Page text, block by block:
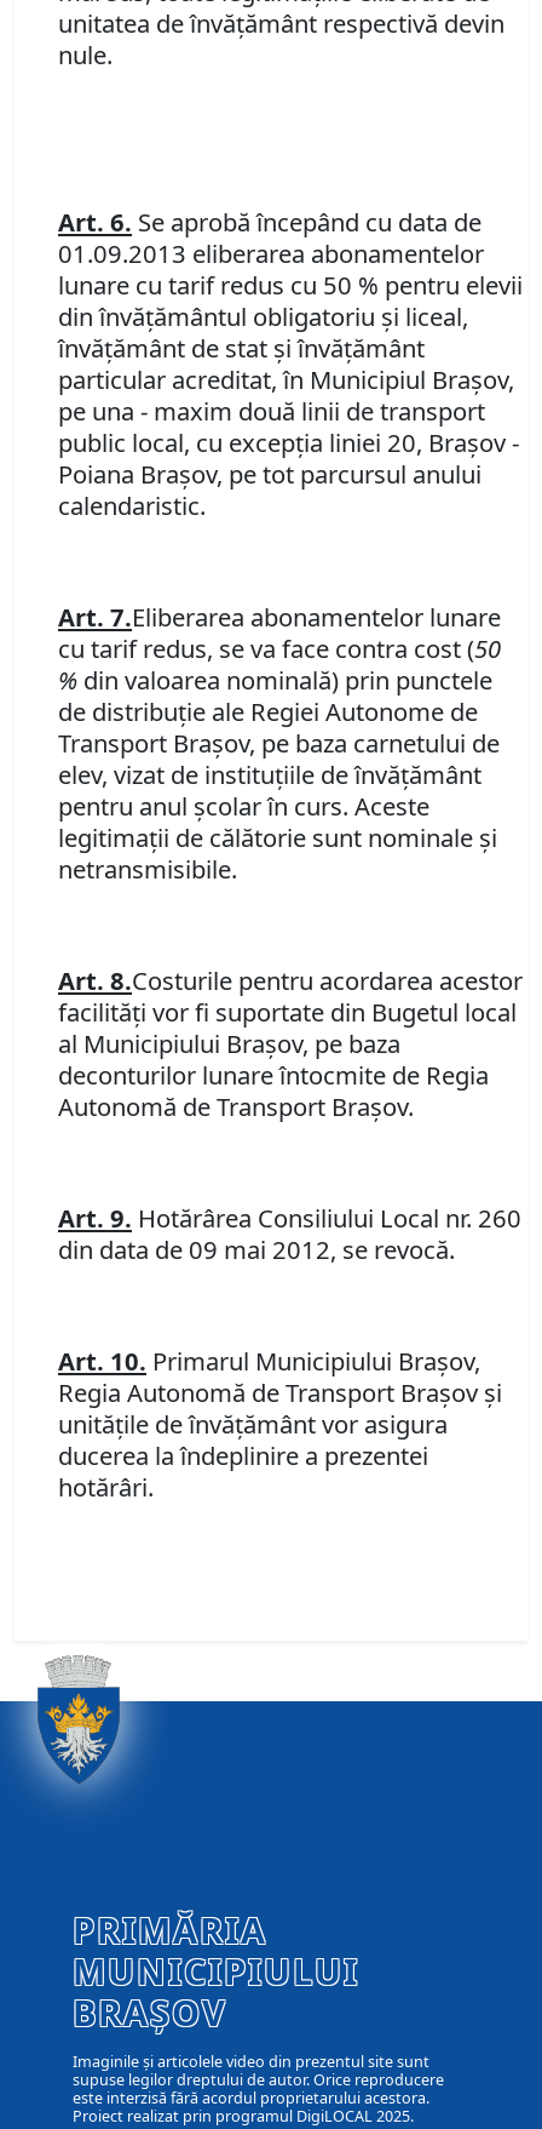
unitatea de învăţământ respectivă devin
nule.
Art. 6. Se aprobă începând cu data de
01.09.2013 eliberarea abonamentelor
lunare cu tarif redus cu 50 % pentru elevii
din învăţământul obligatoriu şi liceal,
învăţământ de stat şi învăţământ
particular acreditat, în Municipiul Braşov,
pe una - maxim două linii de transport
public local, cu excepţia liniei 20, Braşov -
Poiana Braşov, pe tot parcursul anului
calendaristic.
Art. 7.Eliberarea abonamentelor lunare
cu tarif redus, se va face contra cost (50
% din valoarea nominală) prin punctele
de distribuţie ale Regiei Autonome de
Transport Braşov, pe baza carnetului de
elev, vizat de instituţiile de învăţământ
pentru anul şcolar în curs. Aceste
legitimaţii de călătorie sunt nominale şi
netransmisibile.
Art. 8.Costurile pentru acordarea acestor
facilităţi vor fi suportate din Bugetul local
al Municipiului Braşov, pe baza
deconturilor lunare întocmite de Regia
Autonomă de Transport Braşov.
Art. 9. Hotărârea Consiliului Local nr. 260
din data de 09 mai 2012, se revocă.
Art. 10. Primarul Municipiului Braşov,
Regia Autonomă de Transport Braşov şi
unităţile de învăţământ vor asigura
ducerea la îndeplinire a prezentei
hotărâri.
PRIMĂRIA
MUNICIPIULUI
BRAȘOV
Imaginile și articolele video din prezentul site sunt
supuse legilor dreptului de autor. Orice reproducere
este interzisă fără acordul proprietarului acestora.
Proiect realizat prin programul DigiLOCAL 2025.